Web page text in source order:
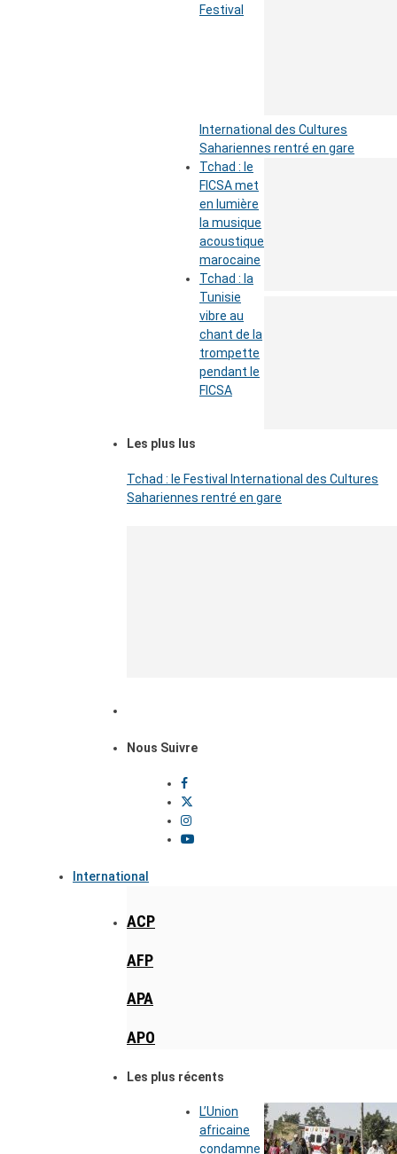
Festival
International des Cultures
Sahariennes rentré en gare
Tchad : le
FICSA met
en lumière
la musique
acoustique
marocaine
Tchad : la
Tunisie
vibre au
chant de la
trompette
pendant le
FICSA
Les plus lus
Tchad : le Festival International des Cultures
Sahariennes rentré en gare
Nous Suivre
International
ACP
AFP
APA
APO
Les plus récents
L’Union
africaine
condamne